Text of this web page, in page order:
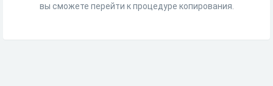
вы сможете перейти к процедуре копирования.